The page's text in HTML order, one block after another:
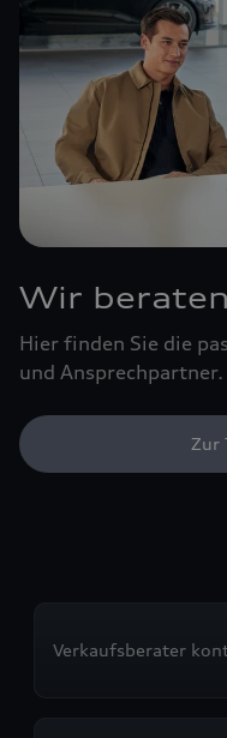
Wir
Hier finden Sie die
und Ansprechpartner.
Zur
Verkaufsberater